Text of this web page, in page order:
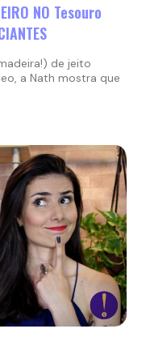
NO Tesouro
de jeito
a Nath mostra que